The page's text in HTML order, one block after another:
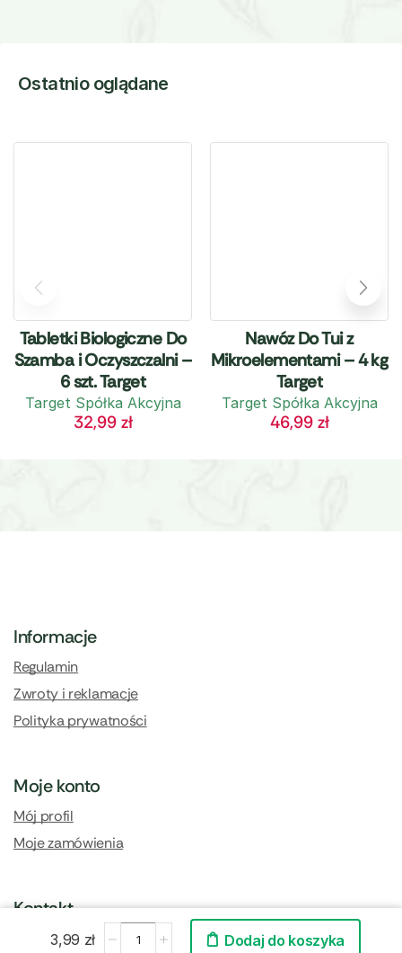
3,99 zł Dodaj do koszyka
Ostatnio oglądane
Tabletki Biologiczne Do
Szamba i Oczyszczalni –
6 szt. Target
Target Spółka Akcyjna
32,99 zł
Nawóz Do Tui z
Mikroelementami – 4 kg
Target
Target Spółka Akcyjna
46,99 zł
Informacje
Regulamin
Zwroty i reklamacje
Polityka prywatności
Moje konto
Mój profil
Moje zamówienia
Kontakt
Kontakt i dane firmy